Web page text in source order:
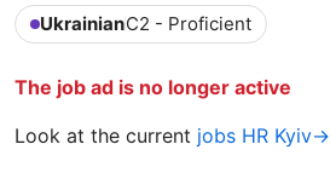
UkrainianC2 - Proficient
The job ad is no longer active
Look at the current jobs HR Kyiv→